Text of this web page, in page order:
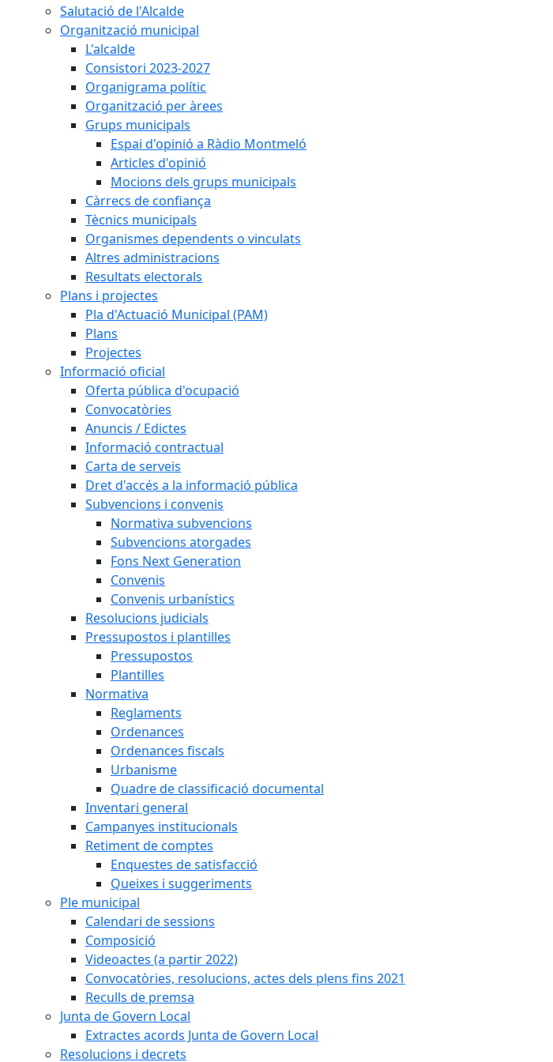
Salutació de l'Alcalde
Organització municipal
L'alcalde
Consistori 2023-2027
Organigrama polític
Organització per àrees
Grups municipals
Espai d'opinió a Ràdio Montmeló
Articles d'opinió
Mocions dels grups municipals
Càrrecs de confiança
Tècnics municipals
Organismes dependents o vinculats
Altres administracions
Resultats electorals
Plans i projectes
Pla d'Actuació Municipal (PAM)
Plans
Projectes
Informació oficial
Oferta pública d'ocupació
Convocatòries
Anuncis / Edictes
Informació contractual
Carta de serveis
Dret d'accés a la informació pública
Subvencions i convenis
Normativa subvencions
Subvencions atorgades
Fons Next Generation
Convenis
Convenis urbanístics
Resolucions judicials
Pressupostos i plantilles
Pressupostos
Plantilles
Normativa
Reglaments
Ordenances
Ordenances fiscals
Urbanisme
Quadre de classificació documental
Inventari general
Campanyes institucionals
Retiment de comptes
Enquestes de satisfacció
Queixes i suggeriments
Ple municipal
Calendari de sessions
Composició
Videoactes (a partir 2022)
Convocatòries, resolucions, actes dels plens fins 2021
Reculls de premsa
Junta de Govern Local
Extractes acords Junta de Govern Local
Resolucions i decrets